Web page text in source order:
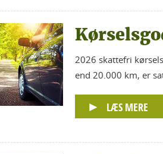
2026 skattefri
end 20.000 km, er
LÆS MERE